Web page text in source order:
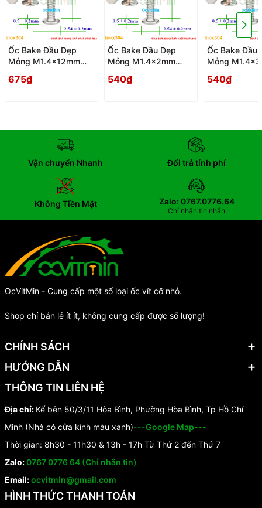
Ốc Bake Đầu Dẹp
Mỏng M1.4x12mm
Dau Dep Mong
675₫
Ốc Bake Đầu Dẹp
Mỏng M1.4x2mm
Dau Dep Mong
540₫
Ốc Bake Đầu
Mỏng
Dau Dep
540₫
Vận chuyển Nhanh Đổi trả tính phí
Không Tiền Mặt Zalo: 0767.0776.64
Chỉ nhận tin nhắn
OcVitMin - Cung cấp một số loại ốc vít cỡ nhỏ.
Shop chỉ bán lẻ ít ít, không cung cấp được số lượng!
CHÍNH SÁCH
HƯỚNG DẪN
THÔNG TIN LIÊN HỆ
Địa chỉ: Kế bên 50/3/11 Hòa Bình, Phường Hòa Bình, Tp Hồ Chí
Minh (Nhà có cửa kính màu xanh)---Google Map---
Thời gian: 8h30 - 11h30 & 13h - 17h Từ Thứ 2 đến Thứ 7
Zalo:0767 0776 64 (Chỉ nhắn tin)
Email:ocvitmin@gmail.com
HÌNH THỨC THANH TOÁN